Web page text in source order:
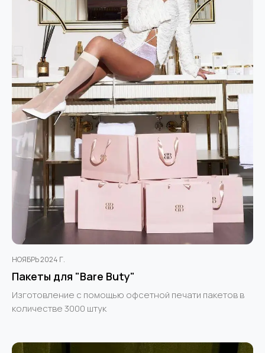
НОЯБРЬ 2024 Г.
Пакеты для "Bare Buty"
Изготовление с помощью офсетной печати пакетов в
количестве 3000 штук